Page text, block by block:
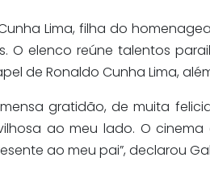
Lima, filha do
O elenco reúne talentos
de Ronaldo Cunha Lima,
gratidão, de muita
ao meu lado. O
ao meu pai”, declarou